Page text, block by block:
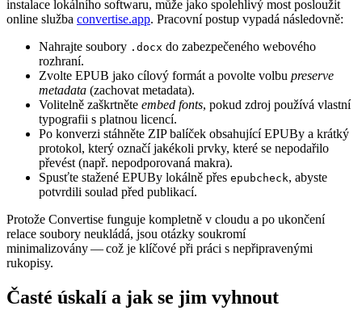
instalace lokálního softwaru, může jako spolehlivý most posloužit
online služba convertise.app. Pracovní postup vypadá následovně:
Nahrajte soubory .docx do zabezpečeného webového
rozhraní.
Zvolte EPUB jako cílový formát a povolte volbu preserve
metadata (zachovat metadata).
Volitelně zaškrtněte embed fonts, pokud zdroj používá vlastní
typografii s platnou licencí.
Po konverzi stáhněte ZIP balíček obsahující EPUBy a krátký
protokol, který označí jakékoli prvky, které se nepodařilo
převést (např. nepodporovaná makra).
Spusťte stažené EPUBy lokálně přes epubcheck, abyste
potvrdili soulad před publikací.
Protože Convertise funguje kompletně v cloudu a po ukončení
relace soubory neukládá, jsou otázky soukromí
minimalizovány — což je klíčové při práci s nepřipravenými
rukopisy.
Časté úskalí a jak se jim vyhnout